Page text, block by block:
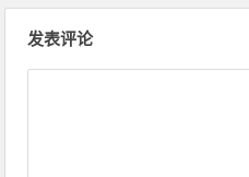
发表评论